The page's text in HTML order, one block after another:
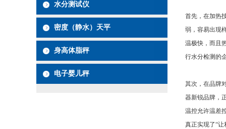
水分测试仪
密度（静水）天平
身高体脂秤
电子婴儿秤
首先，在加热
弱，容易出现
温极快，而且
行水分检测的
其次，在品牌
器新锐品牌，
温控允许温差
真正实现了“让